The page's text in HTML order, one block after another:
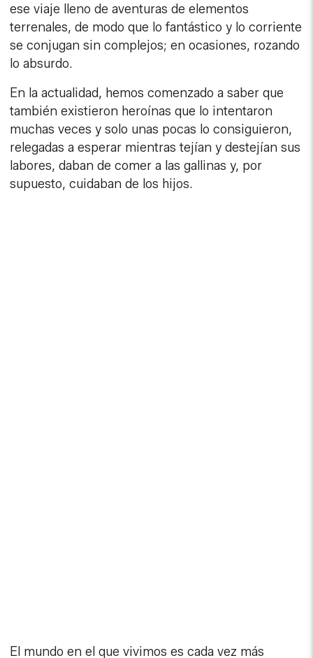
ese viaje lleno de aventuras de elementos
terrenales, de modo que lo fantástico y lo corriente
se conjugan sin complejos; en ocasiones, rozando
lo absurdo.
En la actualidad, hemos comenzado a saber que
también existieron heroínas que lo intentaron
muchas veces y solo unas pocas lo consiguieron,
relegadas a esperar mientras tejían y destejían sus
labores, daban de comer a las gallinas y, por
supuesto, cuidaban de los hijos.
El mundo en el que vivimos es cada vez más